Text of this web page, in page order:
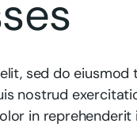
sed do
nostrud
in